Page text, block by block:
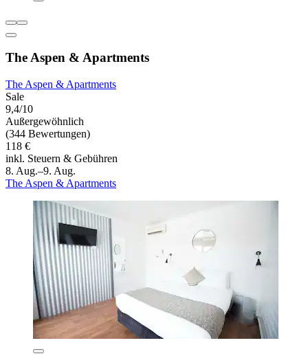
The Aspen & Apartments
The Aspen & Apartments
Sale
9,4/10
Außergewöhnlich
(344 Bewertungen)
118 €
inkl. Steuern & Gebühren
8. Aug.–9. Aug.
The Aspen & Apartments